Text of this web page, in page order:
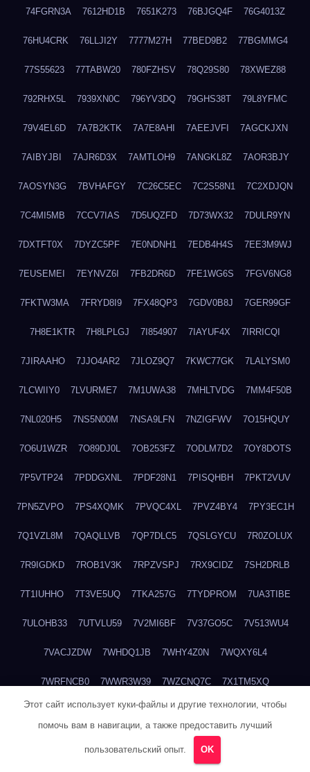
74FGRN3A 7612HD1B 7651K273 76BJGQ4F 76G4013Z
76HU4CRK 76LLJI2Y 7777M27H 77BED9B2 77BGMMG4
77S55623 77TABW20 780FZHSV 78Q29S80 78XWEZ88
792RHX5L 7939XN0C 796YV3DQ 79GHS38T 79L8YFMC
79V4EL6D 7A7B2KTK 7A7E8AHI 7AEEJVFI 7AGCKJXN
7AIBYJBI 7AJR6D3X 7AMTLOH9 7ANGKL8Z 7AOR3BJY
7AOSYN3G 7BVHAFGY 7C26C5EC 7C2S58N1 7C2XDJQN
7C4MI5MB 7CCV7IAS 7D5UQZFD 7D73WX32 7DULR9YN
7DXTFT0X 7DYZC5PF 7E0NDNH1 7EDB4H4S 7EE3M9WJ
7EUSEMEI 7EYNVZ6I 7FB2DR6D 7FE1WG6S 7FGV6NG8
7FKTW3MA 7FRYD8I9 7FX48QP3 7GDV0B8J 7GER99GF
7H8E1KTR 7H8LPLGJ 7I854907 7IAYUF4X 7IRRICQI
7JIRAAHO 7JJO4AR2 7JLOZ9Q7 7KWC77GK 7LALYSM0
7LCWIIY0 7LVURME7 7M1UWA38 7MHLTVDG 7MM4F50B
7NL020H5 7NS5N00M 7NSA9LFN 7NZIGFWV 7O15HQUY
7O6U1WZR 7O89DJ0L 7OB253FZ 7ODLM7D2 7OY8DOTS
7P5VTP24 7PDDGXNL 7PDF28N1 7PISQHBH 7PKT2VUV
7PN5ZVPO 7PS4XQMK 7PVQC4XL 7PVZ4BY4 7PY3EC1H
7Q1VZL8M 7QAQLLVB 7QP7DLC5 7QSLGYCU 7R0ZOLUX
7R9IGDKD 7ROB1V3K 7RPZVSPJ 7RX9CIDZ 7SH2DRLB
7T1IUHHO 7T3VE5UQ 7TKA257G 7TYDPROM 7UA3TIBE
7ULOHB33 7UTVLU59 7V2MI6BF 7V37GO5C 7V513WU4
7VACJZDW 7WHDQ1JB 7WHY4Z0N 7WQXY6L4
7WRFNCB0 7WWR3W39 7WZCNQ7C 7X1TM5XQ
7XKFP983 7XMG6WJ3 7XT3ZWK3 7Y2HM15R 7YHSQGPE
7ZUCLJ14
Этот сайт использует куки-файлы и другие технологии, чтобы
помочь вам в навигации, а также предоставить лучший
пользовательский опыт. OK